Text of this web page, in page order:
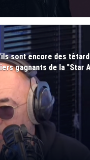
sont encore des
gagnants de la "Star